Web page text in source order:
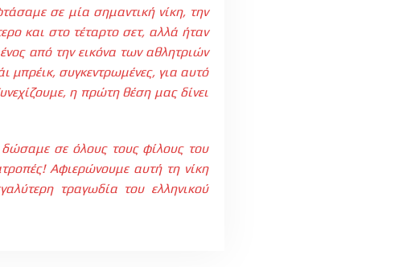
σε μία σημαντική νίκη, την
και στο τέταρτο σετ, αλλά ήταν
από την εικόνα των αθλητριών
μπρέικ, συγκεντρωμένες, για αυτό
η πρώτη θέση μας δίνει
σε όλους τους φίλους του
Αφιερώνουμε αυτή τη νίκη
τραγωδία του ελληνικού